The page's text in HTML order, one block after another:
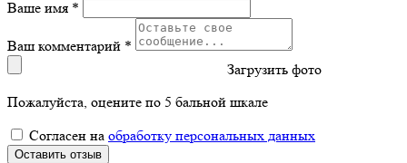
Ваше имя *
Ваш комментарий *
Загрузить фото
Пожалуйста, оцените по 5 бальной шкале
Согласен на обработку персональных данных
Оставить отзыв